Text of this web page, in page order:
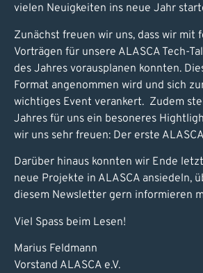
vielen Neuigkeiten ins neue Jahr
Zunächst freuen wir uns, dass wir mit
Vorträgen für unsere ALASCA Tech-
des Jahres vorausplanen konnten.
Format angenommen wird und sich
wichtiges Event verankert. Zudem
Jahres für uns ein besoneres
wir uns sehr freuen: Der erste
Darüber hinaus konnten wir Ende
neue Projekte in ALASCA ansiedeln,
diesem Newsletter gern informieren
Viel Spass beim Lesen!
Marius Feldmann
Vorstand ALASCA e.V.